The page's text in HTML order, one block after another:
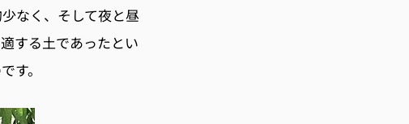
なく、そして夜と昼
する土であったとい
す。